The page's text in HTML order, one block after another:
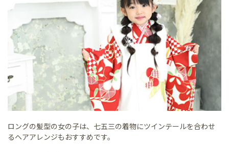
ロングの髪型の女の子は、七五三の着物にツインテールを合わせ
るヘアアレンジもおすすめです。